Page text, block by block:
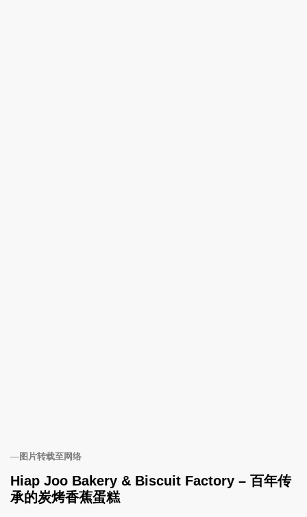
—图片转载至网络
Hiap Joo Bakery & Biscuit Factory – 百年传
承的炭烤香蕉蛋糕